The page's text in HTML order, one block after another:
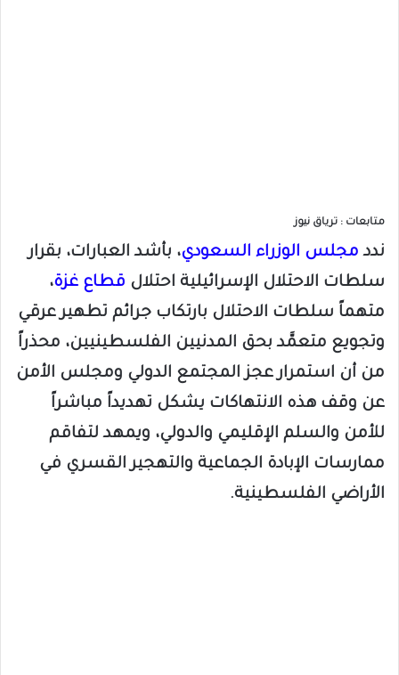
متابعات : ترياق نيوز
ندد مجلس الوزراء السعودي، بأشد العبارات، بقرار
سلطات الاحتلال الإسرائيلية احتلال قطاع غزة،
متهماً سلطات الاحتلال بارتكاب جرائم تطهير عرقي
وتجويع متعمَّد بحق المدنيين الفلسطينيين، محذراً
من أن استمرار عجز المجتمع الدولي ومجلس الأمن
عن وقف هذه الانتهاكات يشكل تهديداً مباشراً
للأمن والسلم الإقليمي والدولي، ويمهد لتفاقم
ممارسات الإبادة الجماعية والتهجير القسري في
الأراضي الفلسطينية.